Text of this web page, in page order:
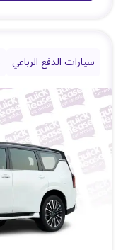
سيارات الدفع الرباعي